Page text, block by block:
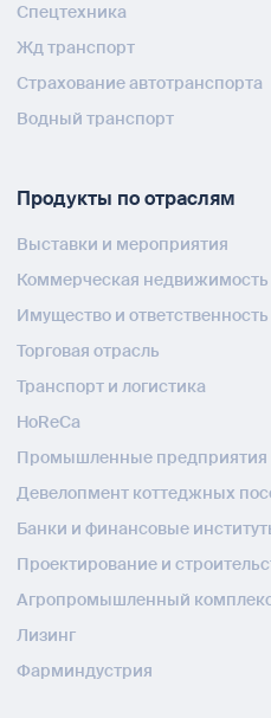
Спецтехника
Жд транспорт
Страхование автотранспорта
Водный транспорт
Продукты по отраслям
Выставки и мероприятия
Коммерческая недвижимость
Имущество и
Торговая отрасль
Транспорт и логистика
HoReCa
Промышленные предприятия
Девелопмент коттеджных
Банки и финансовые
Проектирование и
Агропромышленный
Лизинг
Фарминдустрия